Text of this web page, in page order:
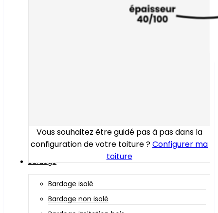
Vous souhaitez être guidé pas à pas dans la
configuration de votre toiture ?Configurer ma
toiture
Bardage
Bardage isolé
Bardage non isolé